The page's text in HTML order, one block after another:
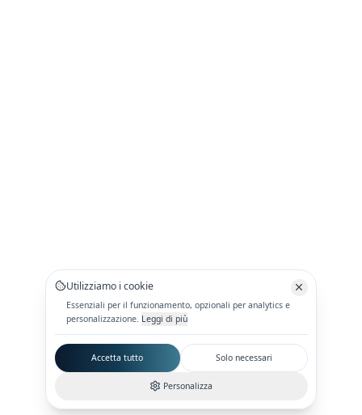
Utilizziamo i cookie
Essenziali per il funzionamento, opzionali per analytics e
personalizzazione. Leggi di più
Accetta tutto Solo necessari
Personalizza